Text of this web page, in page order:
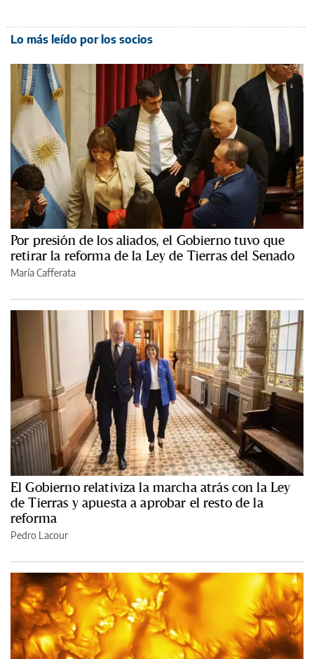
Lo más leído por los socios
Por presión de los aliados, el Gobierno tuvo que
retirar la reforma de la Ley de Tierras del Senado
María Cafferata
El Gobierno relativiza la marcha atrás con la Ley
de Tierras y apuesta a aprobar el resto de la
reforma
Pedro Lacour